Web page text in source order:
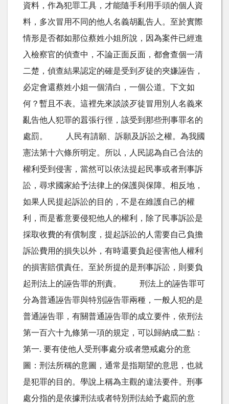
資料，作為犯罪工具，才能隨手利用手頭的個人資
料，多次冒用不同的他人名義胡亂告人。至於實際
情形是否都如那位蔡姓小姐所說，因為案件已經進
入檢察官的偵查中，不論正面反面，都會查個一清
二楚，偵查結果認定的確是受到歹徒的夾嫌誣告，
必定會還蔡姓小姐一個清白，一個公道。下文如
何？暫且不表。這裡先來談談歹徒冒用別人名義來
亂告他人犯罪的囂張行徑，該受到那些刑事罪名的
處罰。 人民有請願、訴願及訴訟之權。為我國
憲法第十六條所明定。所以，人民認為自己合法的
權利受到侵害，當然可以依法提起民事或者刑事訴
訟，尋求國家給予法律上的保護與保障。相反地，
如果人民提起訴訟的目的，不是在維護自己的權
利，而是蓄意要侵犯他人的權利，除了民事訴訟是
採取收費的有償制度，提起訴訟的人需要自己負擔
訴訟費用的損失以外，有時還要負起侵害他人權利
的損害賠償責任。至於所提的是刑事訴訟，則要負
起刑法上的誣告罪的刑責。 刑法上的誣告罪可
分為普通誣告罪與特別誣告罪兩種，一般人犯的是
普通誣告罪，有關普通誣告罪的成立要件，依刑法
第一百六十九條第一項的規定，可以歸納成二點：
第一. 要有使他人受刑事處分或者懲戒處分的意
圖：刑法所稱的意圖，通常是指期望的意思，也就
是犯罪的目的。學說上稱為主觀的違法要件。刑事
處分指的是依據刑法或者特別刑法給予處罰的意